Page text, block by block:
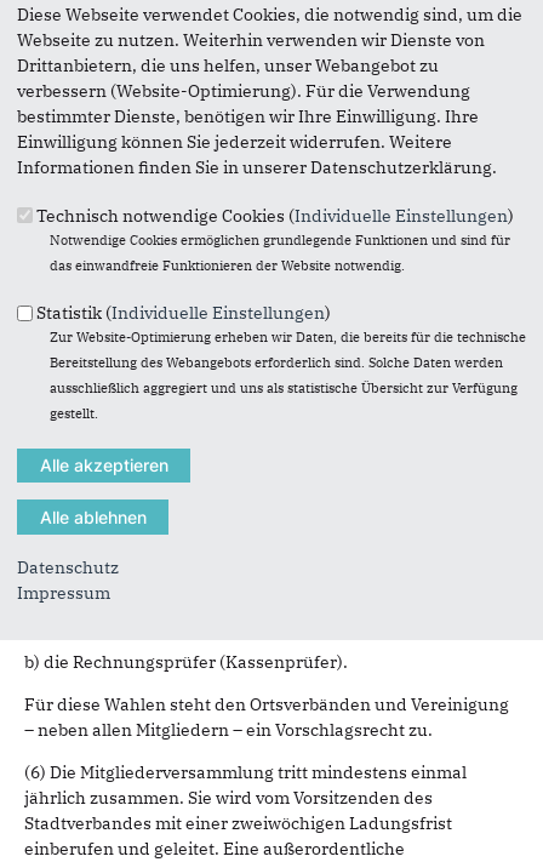
a) über alle das Interesse des Stadtverbandes berührenden
Angelegenheiten von grundsätzlicher Bedeutung,
insbesondere über die Richtlinien für die örtliche
Kommunalpolitik.
b) auf Vorschlag des Stadtverbandsvorstandes über die
Mitglieder. Sie kann einem ausgeschiedenen Vorsitzenden in
Verbindung mit der Ehrenmitgliedschaft den Titel eines
Ehrenvorsitzenden zusprechen. Die Ehrenmitgliedschaft
verliehen werden. Sie haben dieselben Rechte und Pflichten
wie andere Mitglieder, besondere Rechte und Pflichten
werden hierdurch nicht begründet. Die Ehrenmitgliedschaft
und/oder der Ehrenvorsitz erlöschen durch Verzicht oder
Aberkennung durch den Vorstand wegen unwürdigen
(4) Die Mitgliederversammlung nimmt die vom Vorstand und
die von der Ratsfraktion zu erstattenden Berichte zur
Kenntnis.
(5) Die Mitgliederversammlung wählt:
b) die Rechnungsprüfer (Kassenprüfer).
Für diese Wahlen steht den Ortsverbänden und Vereinigung
– neben allen Mitgliedern – ein Vorschlagsrecht zu.
(6) Die Mitgliederversammlung tritt mindestens einmal
jährlich zusammen. Sie wird vom Vorsitzenden des
Stadtverbandes mit einer zweiwöchigen Ladungsfrist
einberufen und geleitet. Eine außerordentliche
Diese Webseite verwendet Cookies, die notwendig sind, um die
Webseite zu nutzen. Weiterhin verwenden wir Dienste von
Drittanbietern, die uns helfen, unser Webangebot zu
verbessern (Website-Optimierung). Für die Verwendung
bestimmter Dienste, benötigen wir Ihre Einwilligung. Ihre
Einwilligung können Sie jederzeit widerrufen. Weitere
Informationen finden Sie in unserer Datenschutzerklärung.
Technisch notwendige Cookies (Individuelle Einstellungen)
Notwendige Cookies ermöglichen grundlegende Funktionen und sind für
das einwandfreie Funktionieren der Website notwendig.
Statistik (Individuelle Einstellungen)
Zur Website-Optimierung erheben wir Daten, die bereits für die technische
Bereitstellung des Webangebots erforderlich sind. Solche Daten werden
ausschließlich aggregiert und uns als statistische Übersicht zur Verfügung
gestellt.
Datenschutz
Impressum